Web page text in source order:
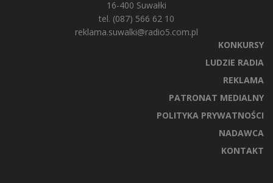
16-400 Suwałki
tel. (087) 566 62 10
reklama.suwalki@radio5.com.pl
KONKURSY
LUDZIE RADIA
REKLAMA
PATRONAT MEDIALNY
POLITYKA PRYWATNOŚCI
NADAWCA
KONTAKT